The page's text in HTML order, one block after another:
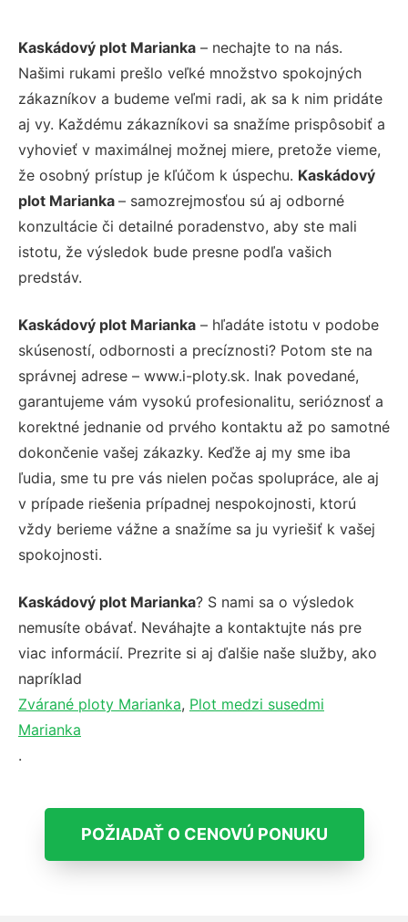
Kaskádový plot Marianka – nechajte to na nás.
Našimi rukami prešlo veľké množstvo spokojných
zákazníkov a budeme veľmi radi, ak sa k nim pridáte
aj vy. Každému zákazníkovi sa snažíme prispôsobiť a
vyhovieť v maximálnej možnej miere, pretože vieme,
že osobný prístup je kľúčom k úspechu. Kaskádový
plot Marianka – samozrejmosťou sú aj odborné
konzultácie či detailné poradenstvo, aby ste mali
istotu, že výsledok bude presne podľa vašich
predstáv.
Kaskádový plot Marianka – hľadáte istotu v podobe
skúseností, odbornosti a precíznosti? Potom ste na
správnej adrese – www.i-ploty.sk. Inak povedané,
garantujeme vám vysokú profesionalitu, serióznosť a
korektné jednanie od prvého kontaktu až po samotné
dokončenie vašej zákazky. Keďže aj my sme iba
ľudia, sme tu pre vás nielen počas spolupráce, ale aj
v prípade riešenia prípadnej nespokojnosti, ktorú
vždy berieme vážne a snažíme sa ju vyriešiť k vašej
spokojnosti.
Kaskádový plot Marianka? S nami sa o výsledok
nemusíte obávať. Neváhajte a kontaktujte nás pre
viac informácií. Prezrite si aj ďalšie naše služby, ako
napríklad
Zvárané ploty Marianka, Plot medzi susedmi
Marianka
.
POŽIADAŤ O CENOVÚ PONUKU